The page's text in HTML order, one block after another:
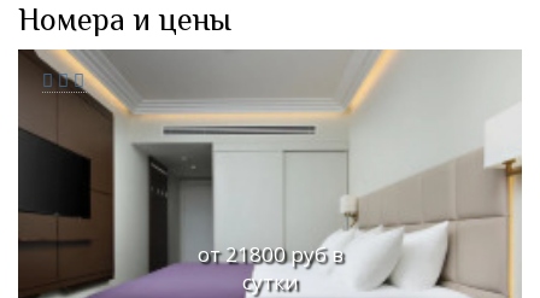
Номера и цены
от 21800 руб в
сутки